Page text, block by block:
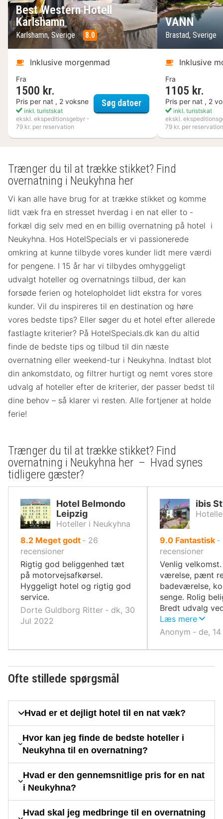
Best Western Hotell
Karlshamn
Karlshamn, Sverige 8.0
Inklusive morgenmad
Fra
1500 kr.
Pris per nat , 2 voksne
inkl. turistskat
ekskl. ekspeditionsgebyr -
79 kr. per reservation
Søg datoerBest Western Hotell
VANN
Brastad, Sverige
Inklusive
Fra
1105 kr.
Pris per nat , 2
inkl. turistskat
ekskl.
79 kr. per reservation
Trænger du til at trække stikket? Find
overnatning i Neukyhna her
Vi kan alle have brug for at trække stikket og komme
lidt væk fra en stresset hverdag i en nat eller to -
forkæl dig selv med en en billig overnatning på hotel i
Neukyhna. Hos HotelSpecials er vi passionerede
omkring at kunne tilbyde vores kunder lidt mere værdi
for pengene. I 15 år har vi tilbydes omhyggeligt
udvalgt hoteller og overnatnings tilbud, der kan
forsøde ferien og hotelopholdet lidt ekstra for vores
kunder. Vil du inspireres til en destination og høre
vores bedste tips? Eller søger du et hotel efter allerede
fastlagte kriterier? På HotelSpecials.dk kan du altid
finde de bedste tips og tilbud til din næste
overnatning eller weekend-tur i Neukyhna. Indtast blot
din ankomstdato, og filtrer hurtigt og nemt vores store
udvalg af hoteller efter de kriterier, der passer bedst til
dine behov – så klarer vi resten. Alle fortjener at holde
ferie!
Trænger du til at trække stikket? Find
overnatning i Neukyhna her – Hvad synes
tidligere gæster?
Hotel Belmondo
Leipzig
Hoteller i Neukyhna
8.2 ud
af
10,
Meget godt ‐ 26
recensioner
Rigtig god beliggenhed tæt
på motorvejsafkørsel.
Hyggeligt hotel og rigtig god
service.
Dorte Guldborg Ritter ‐ dk, 30
Jul 2022
ibis
9.0ud
af
10,
Fantastisk ‐
recensioner
Venlig
værelse, pænt
badeværelse,
senge. Rolig
Bredt udvalg
Læs mere
Anonym ‐ de,
Ofte stillede spørgsmål
Hvad er et dejligt hotel til en nat væk?
Hvor kan jeg finde de bedste hoteller i
Neukyhna til en overnatning?
Hvad er den gennemsnitlige pris for en nat
i Neukyhna?
Hvad skal jeg medbringe til en overnatning